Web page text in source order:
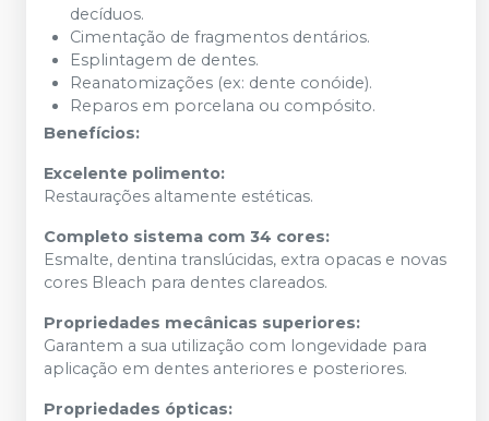
decíduos.
Cimentação de fragmentos dentários.
Esplintagem de dentes.
Reanatomizações (ex: dente conóide).
Reparos em porcelana ou compósito.
Benefícios:
Excelente polimento:
Restaurações altamente estéticas.
Completo sistema com 34 cores:
Esmalte, dentina translúcidas, extra opacas e novas
cores Bleach para dentes clareados.
Propriedades mecânicas superiores:
Garantem a sua utilização com longevidade para
aplicação em dentes anteriores e posteriores.
Propriedades ópticas: